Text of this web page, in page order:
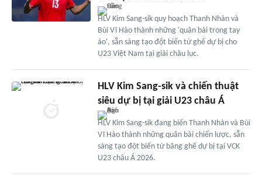
HLV Kim Sang-sik quy hoạch Thanh Nhàn và
Bùi Vĩ Hào thành những 'quân bài trong tay
áo', sẵn sàng tạo đột biến từ ghế dự bị cho
U23 Việt Nam tại giải châu lục.
HLV Kim Sang-sik và chiến thuật
siêu dự bị tại giải U23 châu Á
HLV Kim Sang-sik đang biến Thanh Nhàn và Bùi
Vĩ Hào thành những quân bài chiến lược, sẵn
sàng tạo đột biến từ băng ghế dự bị tại VCK
U23 châu Á 2026.